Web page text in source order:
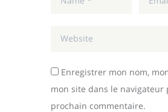
Enregistrer mon nom,
mon site dans le navigateur
prochain commentaire.